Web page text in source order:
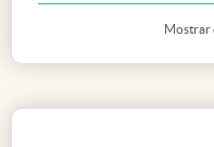
Mostrar